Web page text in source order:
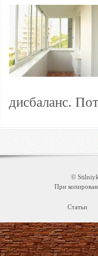
дисбаланс.
©
При
Статьи